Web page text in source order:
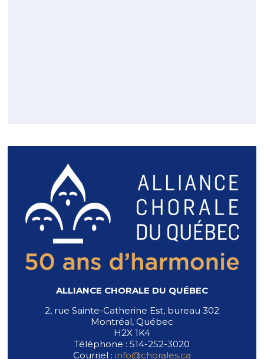
ALLIANCE CHORALE DU QUÉBEC
2, rue Sainte-Catherine Est, bureau 302
Montréal, Québec
H2X 1K4
Téléphone : 514-252-3020
Courriel : info@chorales.ca